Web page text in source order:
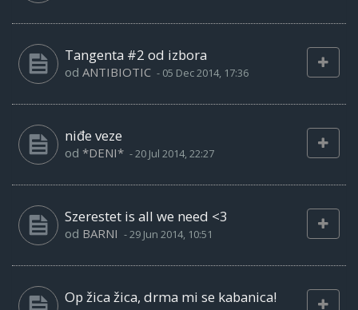
Tangenta #2 od izbora
od ANTIBIOTIC - 05 Dec 2014, 17:36
niđe veze
od *DENI* -20 Jul 2014, 22:27
Szerestet is all we need <3
od BARNI -29 Jun 2014, 10:51
Op žica žica, drma mi se kabanica!